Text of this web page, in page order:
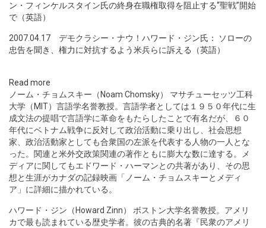
ン・フィンケルスタイン氏の終身在職権取得を阻止する“聖戦”開始
で（英語）
2007.04.17 デモクラシー・ナウ！ ハワード・ジン氏： ソローの
忠告を聞き、権力に対抗するよう米兵らに訴える（英語）
Read more
ノーム・チョムスキー（Noam Chomsky） マサチューセッツ工科
大学（MIT）言語学名誉教授。言語学者としては１９５０年代に生
成文法の提唱で言語学に革命をもたらしたことで有名だが、６０
年代にベトナム戦争に反対して政治活動に乗り出し、社会思想
家、政治活動家としても合衆国の左派を代表する人物の一人とな
った。関連と米外交政策関連の著作ともに膨大な数に達する。メ
ディアに関してもエドワード・ハーマンとの共著があり、その思
想と生涯がカナダの記録映画「ノーム・チョムスキーとメディ
ア」に詳細に描かれている。
ハワード・ジン（Howard Zinn） ボストン大学名誉教授。アメリ
カで最も読まれている歴史学者。彼の古典的名著『民衆のアメリ